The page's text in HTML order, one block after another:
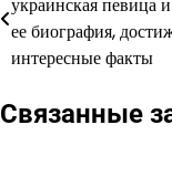
по
записям
украинская певица
ее биография,
интересные факты
Связанные